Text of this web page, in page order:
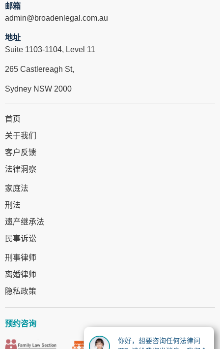
你好，想要咨询任何法律问
邮箱
admin@broadenlegal.com.au
地址
Suite 1103-1104, Level 11
265 Castlereagh St,
Sydney NSW 2000
首页
关于我们
客户反馈
法律洞察
家庭法
刑法
遗产继承法
民事诉讼
刑事律师
离婚律师
隐私政策
预约咨询